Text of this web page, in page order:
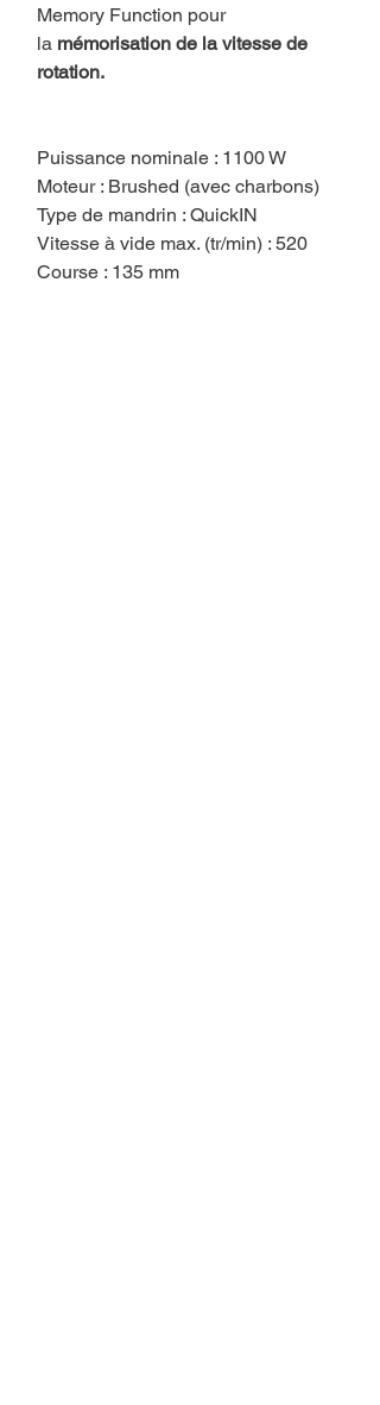
Memory Function pour
la mémorisation de la vitesse de
rotation.
Puissance nominale : 1100 W
Moteur : Brushed (avec charbons)
Type de mandrin : QuickIN
Vitesse à vide max. (tr/min) : 520
Course : 135 mm